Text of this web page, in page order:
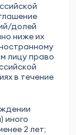
долей
ниже их
лицу право
в течение
иного
2 лет;